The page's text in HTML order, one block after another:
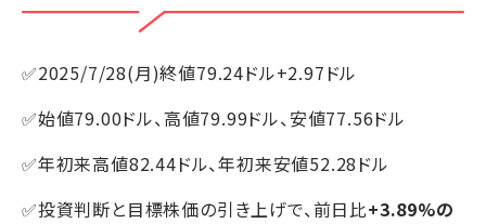
✅2025/7/28(月)終値79.24ドル+2.97ドル
✅始値79.00ドル、高値79.99ドル、安値77.56ドル
✅年初来高値82.44ドル、年初来安値52.28ドル
✅投資判断と目標株価の引き上げで、前日比+3.89%の